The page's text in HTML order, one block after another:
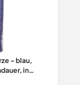
– blau,
in
für Innen &